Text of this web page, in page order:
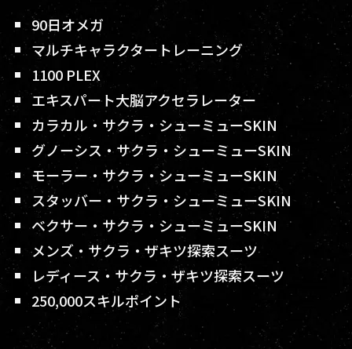
90日オメガ
マルチキャラクタートレーニング
1100 PLEX
エキスパート大脳アクセラレーター
カラカル・サクラ・シューミューSKIN
グノーシス・サクラ・シューミューSKIN
モーラー・サクラ・シューミューSKIN
スタッバー・サクラ・シューミューSKIN
ベクサー・サクラ・シューミューSKIN
メンズ・サクラ・ザキツ探索スーツ
レディース・サクラ・ザキツ探索スーツ
250,000スキルポイント